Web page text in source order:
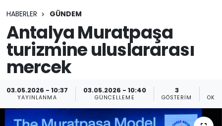
HABERLER GÜNDEM
Antalya Muratpaşa
turizmine uluslararası
mercek
03.05.2026 - 10:37
YAYINLANMA
03.05.2026 - 10:40
GÜNCELLEME
3
GÖSTERIM
Son Dakika Haberleri
Haber Arşivi